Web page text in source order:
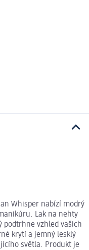
Whisper nabízí modrý
Lak na nehty
podtrhne vzhled vašich
krytí a jemný lesklý
světla. Produkt je